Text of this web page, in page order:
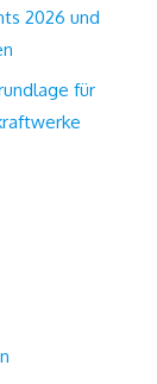
2026 und
für